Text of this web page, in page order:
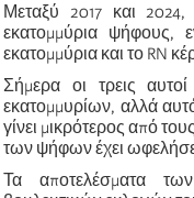
Μεταξύ 2017 και
εκατομμύρια ψήφους,
εκατομμύρια και το RN
Σήμερα οι τρεις
εκατομμυρίων, αλλά
γίνει μικρότερος από
των ψήφων έχει
Τα αποτελέσματα